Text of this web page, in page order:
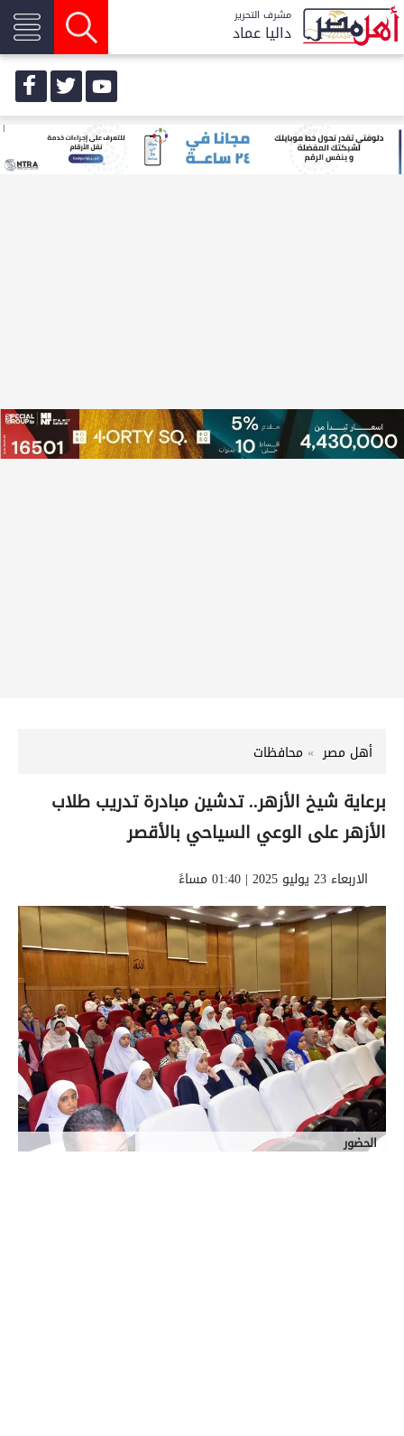
مشرف التحرير
داليا عماد
أهل مصر محافظات
برعاية شيخ الأزهر.. تدشين مبادرة تدريب طلاب
الأزهر على الوعي السياحي بالأقصر
الاربعاء 23 يوليو 2025 | 01:40 مساءً
الحضور